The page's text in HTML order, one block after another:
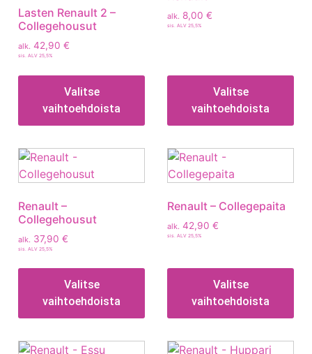
Lasten Renault 2 –
Collegehousut
alk. 42,90 €
sis. ALV 25,5%
Valitse
vaihtoehdoista
alk. 8,00 €
sis. ALV 25,5%
Valitse
vaihtoehdoista
Renault –
Collegehousut
alk. 37,90 €
sis. ALV 25,5%
Valitse
vaihtoehdoista
Renault – Collegepaita
alk. 42,90 €
sis. ALV 25,5%
Valitse
vaihtoehdoista